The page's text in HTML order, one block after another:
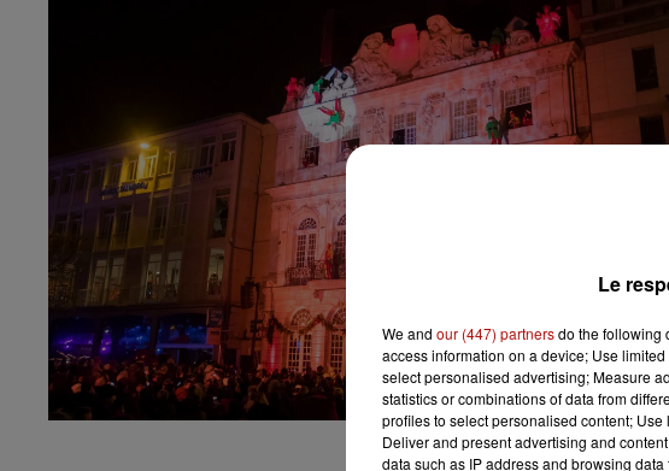
Le
We and our (447) partnersdo the following
access information on a device; Use
select personalised advertising; Measure
statistics or combinations of data from
profiles to select personalised content;
Deliver and present advertising and
data such as IP address and browsing